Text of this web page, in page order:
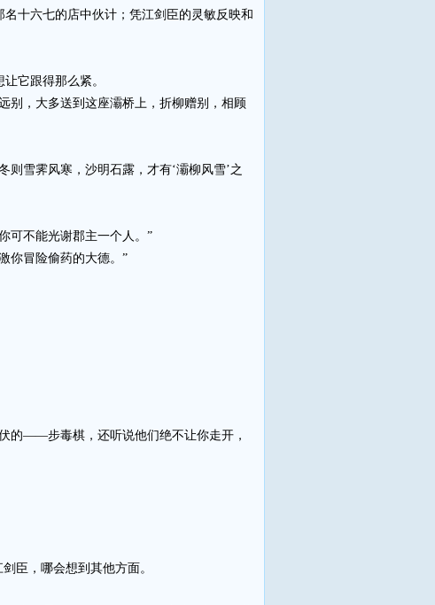
十六七的店中伙计；凭江剑臣的灵敏反映和
它跟得那么紧。
，大多送到这座灞桥上，折柳赠别，相顾
雪霁风寒，沙明石露，才有‘灞柳风雪’之
可不能光谢郡主一个人。”
你冒险偷药的大德。”
的——步毒棋，还听说他们绝不让你走开，
臣，哪会想到其他方面。